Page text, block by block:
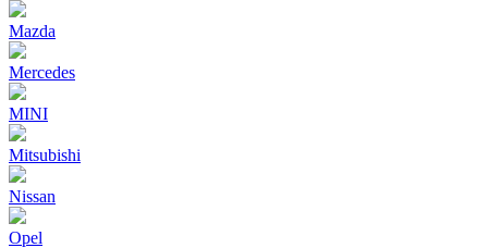
Mazda
Mercedes
MINI
Mitsubishi
Nissan
Opel